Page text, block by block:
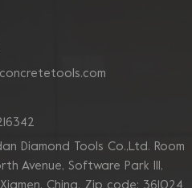
Diamond Tools Co.,Ltd. Room
Avenue, Software Park Ill,
China. Zip code: 361024